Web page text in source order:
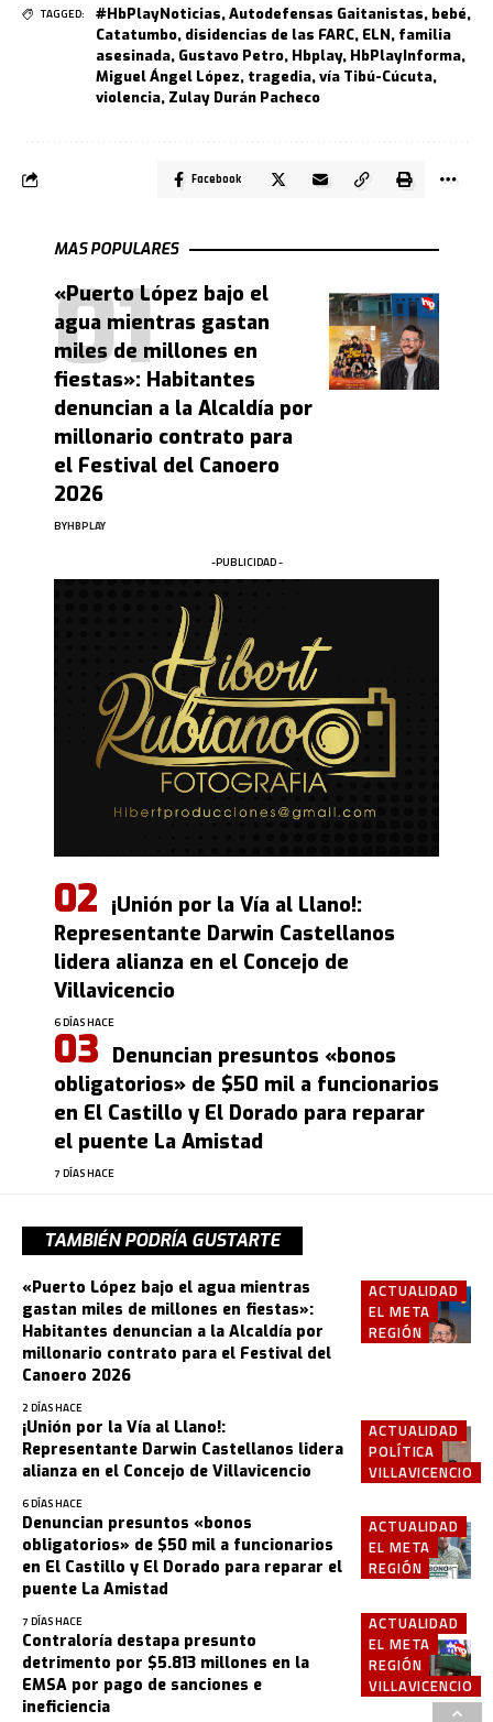
TAGGED: #HbPlayNoticias,Autodefensas Gaitanistas, bebé,
Catatumbo, disidencias de las FARC, ELN, familia
asesinada, Gustavo Petro, Hbplay, HbPlayInforma,
Miguel Ángel López, tragedia,vía Tibú-Cúcuta,
violencia, Zulay Durán Pacheco
Facebook
MAS POPULARES
«Puerto López bajo el
agua mientras gastan
miles de millones en
fiestas»: Habitantes
denuncian a la Alcaldía por
millonario contrato para
el Festival del Canoero
2026
BYHBPLAY
-PUBLICIDAD -
¡Unión por la Vía al Llano!:
Representante Darwin Castellanos
lidera alianza en el Concejo de
Villavicencio
6 DÍAS HACE
Denuncian presuntos «bonos
obligatorios» de $50 mil a funcionarios
en El Castillo y El Dorado para reparar
el puente La Amistad
7 DÍAS HACE
TAMBIÉN PODRÍA GUSTARTE
ACTUALIDAD
EL META
REGIÓN
«Puerto López bajo el agua mientras
gastan miles de millones en fiestas»:
Habitantes denuncian a la Alcaldía por
millonario contrato para el Festival del
Canoero 2026
2 DÍAS HACE
ACTUALIDAD
POLÍTICA
VILLAVICENCIO
¡Unión por la Vía al Llano!:
Representante Darwin Castellanos lidera
alianza en el Concejo de Villavicencio
6 DÍAS HACE
ACTUALIDAD
EL META
REGIÓN
Denuncian presuntos «bonos
obligatorios» de $50 mil a funcionarios
en El Castillo y El Dorado para reparar el
puente La Amistad
7 DÍAS HACE
ACTUALIDAD
EL META
REGIÓN
VILLAVICENCIO
Contraloría destapa presunto
detrimento por $5.813 millones en la
EMSA por pago de sanciones e
ineficiencia